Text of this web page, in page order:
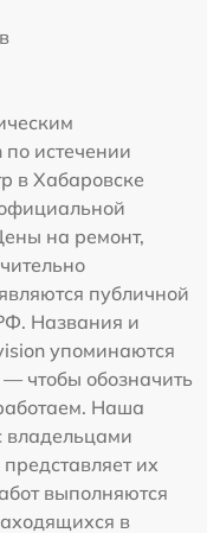
истечении
в Хабаровске
на ремонт,
публичной
Названия и
упоминаются
чтобы обозначить
Наша
владельцами
их
выполняются
в